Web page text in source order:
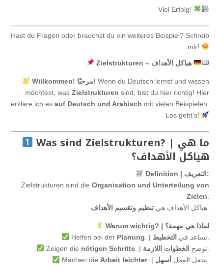
Viel Erfolg!
Hast du Fragen oder brauchst du ein weiteres Beispiel? Schreib
mir!
Zielstrukturen – هياكل الأهداف
Willkommen! مرحبًا! Wenn du Deutsch lernst und wissen
möchtest, was Zielstrukturen sind, bist du hier richtig! Hier
erkläre ich es auf Deutsch und Arabisch mit vielen Beispielen.
Los geht’s!
Was sind Zielstrukturen? | ما هي
هياكل الأهداف؟
Definition | التعريف:
Zielstrukturen sind die Organisation und Unterteilung von
Zielen
هياكل الأهداف هي تنظيم وتقسيم الأهداف
Warum wichtig? | لماذا هي مهمة؟
Helfen bei der Planung . | تساعد في التخطيط
Zeigen die nötigen Schritte . | توضح الخطوات اللازمة
Machen die Arbeit leichter . | تجعل العمل أسهل